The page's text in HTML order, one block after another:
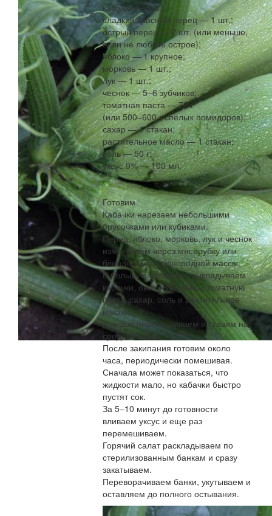
кабачки — 2 кг;
сладкий красный перец — 1 шт.;
острый перец — 2 шт. (или меньше,
если не любите острое);
яблоко — 1 крупное;
морковь — 1 шт.;
лук — 1 шт.;
чеснок — 5–6 зубчиков;
томатная паста — 70 г
(или 500–600 г спелых помидоров);
сахар — 1 стакан;
растительное масло — 1 стакан;
соль — 50 г;
уксус 9% — 100 мл.
Готовим
Кабачки нарезаем небольшими
брусочками или кубиками.
Перец, яблоко, морковь, лук и чеснок
измельчаем через мясорубку или
блендером до однородной массы.
В большую кастрюлю выкладываем
кабачки, овощную смесь, томатную
пасту, сахар, соль и растительное
масло.
Хорошо перемешиваем и ставим на
средний огонь.
После закипания готовим около
часа, периодически помешивая.
Сначала может показаться, что
жидкости мало, но кабачки быстро
пустят сок.
За 5–10 минут до готовности
вливаем уксус и еще раз
перемешиваем.
Горячий салат раскладываем по
стерилизованным банкам и сразу
закатываем.
Переворачиваем банки, укутываем и
оставляем до полного остывания.